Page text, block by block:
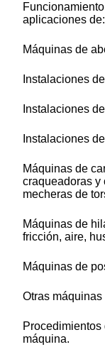
aplicaciones
Máquinas de
Instalaciones
Instalaciones
Instalaciones
Máquinas de
craqueadoras y
mecheras de
Máquinas de
fricción, aire,
Máquinas de
Otras
máquina.